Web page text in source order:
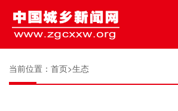
当前位置： 首页>生态